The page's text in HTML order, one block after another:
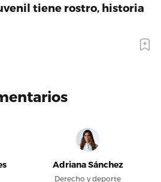
tiene rostro, historia
Adriana Sánchez
Derecho y deporte